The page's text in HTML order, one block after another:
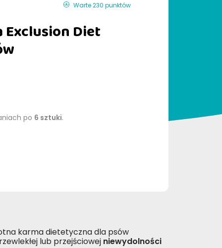
Warte 230 punktów
Diet
po 6 sztuki.
karma dietetyczna dla psów
lub przejściowej niewydolności